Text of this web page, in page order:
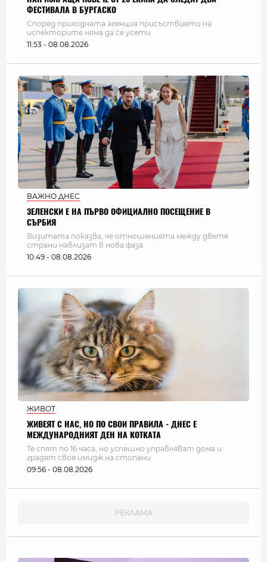
ФЕСТИВАЛА В БУРГАСКО
Според приходната агенция присъствието на
испекторите няма да се усети
11:53 - 08.08.2026
ВАЖНО ДНЕС
ЗЕЛЕНСКИ Е НА ПЪРВО ОФИЦИАЛНО ПОСЕЩЕНИЕ В
СЪРБИЯ
Визитата показва, че отношенията между двете
страни навлизат в нова фаза
10:49 - 08.08.2026
ЖИВОТ
ЖИВЕЯТ С НАС, НО ПО СВОИ ПРАВИЛА - ДНЕС Е
МЕЖДУНАРОДНИЯТ ДЕН НА КОТКАТА
Те спят по 16 часа, но успешно управляват дома и
градят своя имидж на стопани
09:56 - 08.08.2026